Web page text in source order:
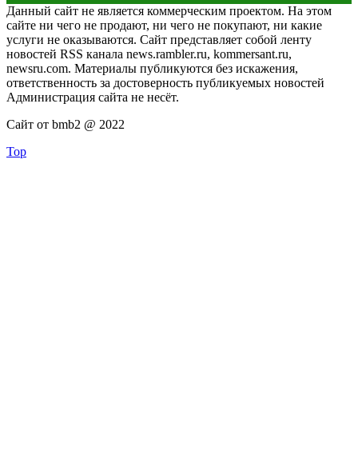
Данный сайт не является коммерческим проектом. На этом
сайте ни чего не продают, ни чего не покупают, ни какие
услуги не оказываются. Сайт представляет собой ленту
новостей RSS канала news.rambler.ru, kommersant.ru,
newsru.com. Материалы публикуются без искажения,
ответственность за достоверность публикуемых новостей
Администрация сайта не несёт.
Сайт от bmb2 @ 2022
Top